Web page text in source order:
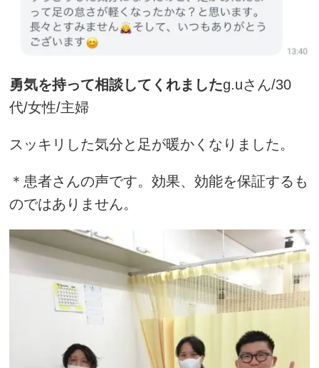
勇気を持って相談してくれましたg.uさん/30
代/女性/主婦
スッキリした気分と足が暖かくなりました。
＊患者さんの声です。効果、効能を保証するも
のではありません。